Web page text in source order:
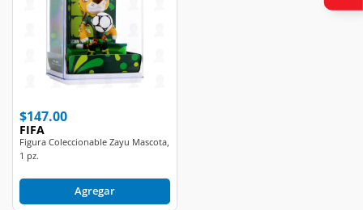
$147.00
FIFA
Figura Coleccionable Zayu Mascota,
1 pz.
Agregar